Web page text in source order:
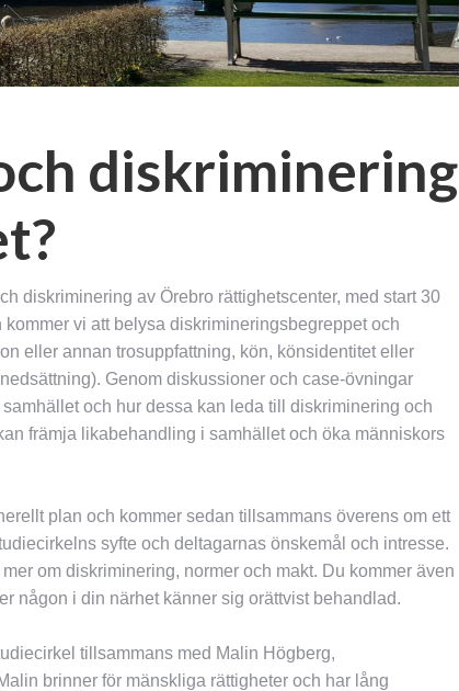
diskriminering
diskriminering av Örebro rättighetscenter, med start 30
vi att belysa diskrimineringsbegreppet och
eller annan trosuppfattning, kön, könsidentitet eller
Genom diskussioner och case-övningar
och hur dessa kan leda till diskriminering och
främja likabehandling i samhället och öka människors
plan och kommer sedan tillsammans överens om ett
syfte och deltagarnas önskemål och intresse.
om diskriminering, normer och makt. Du kommer även
någon i din närhet känner sig orättvist behandlad.
tillsammans med Malin Högberg,
brinner för mänskliga rättigheter och har lång